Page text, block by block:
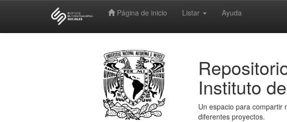
Página de inicio Listar Ayuda
Instituto
Un espacio para compartir
diferentes proyectos.